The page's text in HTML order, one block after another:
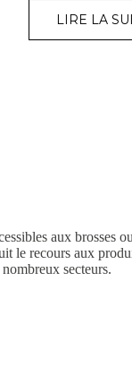
LIRE LA
aux brosses
le recours aux
secteurs.